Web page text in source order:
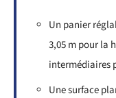
Un panier
3,05 m pour la
intermédiaires
Une surface